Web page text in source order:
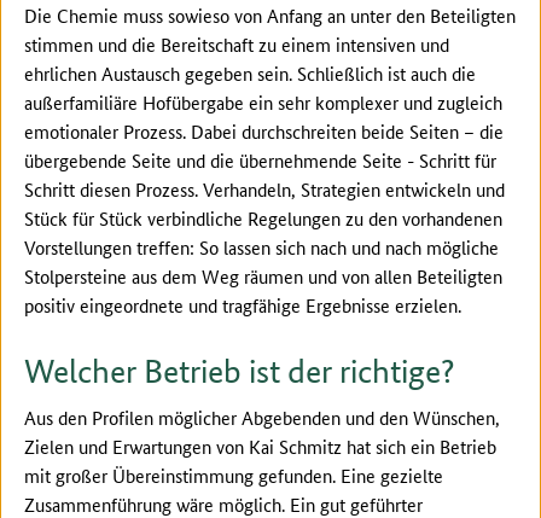
Die Chemie muss sowieso von Anfang an unter den Beteiligten
stimmen und die Bereitschaft zu einem intensiven und
ehrlichen Austausch gegeben sein. Schließlich ist auch die
außerfamiliäre Hofübergabe ein sehr komplexer und zugleich
emotionaler Prozess. Dabei durchschreiten beide Seiten – die
übergebende Seite und die übernehmende Seite - Schritt für
Schritt diesen Prozess. Verhandeln, Strategien entwickeln und
Stück für Stück verbindliche Regelungen zu den vorhandenen
Vorstellungen treffen: So lassen sich nach und nach mögliche
Stolpersteine aus dem Weg räumen und von allen Beteiligten
positiv eingeordnete und tragfähige Ergebnisse erzielen.
Welcher Betrieb ist der richtige?
Aus den Profilen möglicher Abgebenden und den Wünschen,
Zielen und Erwartungen von Kai Schmitz hat sich ein Betrieb
mit großer Übereinstimmung gefunden. Eine gezielte
Zusammenführung wäre möglich. Ein gut geführter